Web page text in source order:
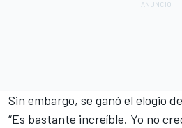
Sin embargo, se ganó el elogio
“Es bastante increíble. Yo no